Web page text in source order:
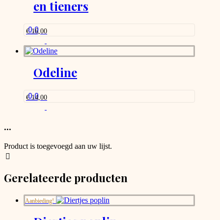
en tieners
0.0
€16,00
Odeline
0.0
€14,00
...
Product is toegevoegd aan uw lijst.
Gerelateerde producten
Aanbieding!